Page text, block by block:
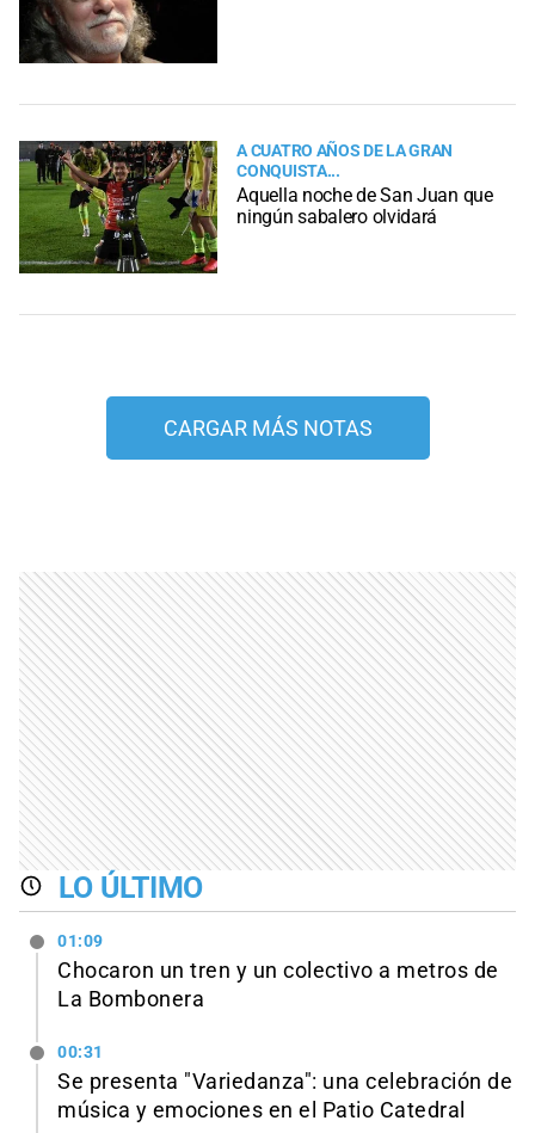
A CUATRO AÑOS DE LA GRAN
CONQUISTA...
Aquella noche de San Juan que
ningún sabalero olvidará
CARGAR MÁS NOTAS
LO ÚLTIMO
01:09
Chocaron un tren y un colectivo a metros de
La Bombonera
00:31
Se presenta "Variedanza": una celebración de
música y emociones en el Patio Catedral